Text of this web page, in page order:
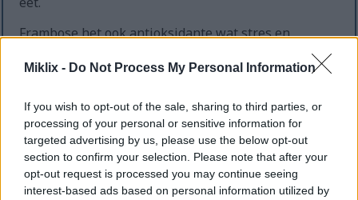
Miklix - Do Not Process My Personal Information
If you wish to opt-out of the sale, sharing to third parties, or
processing of your personal or sensitive information for
targeted advertising by us, please use the below opt-out
section to confirm your selection. Please note that after your
opt-out request is processed you may continue seeing
interest-based ads based on personal information utilized by
Frambose het ook antioksidante wat stres en
inflammasie beveg. Dit help jou vel om jonger en
gesonder te lyk. Gereelde eet van frambose kan jou
Maniere om frambose in jou
dieet in te sluit